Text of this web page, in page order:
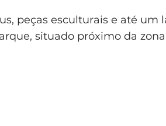
peças esculturais e até um
situado próximo da